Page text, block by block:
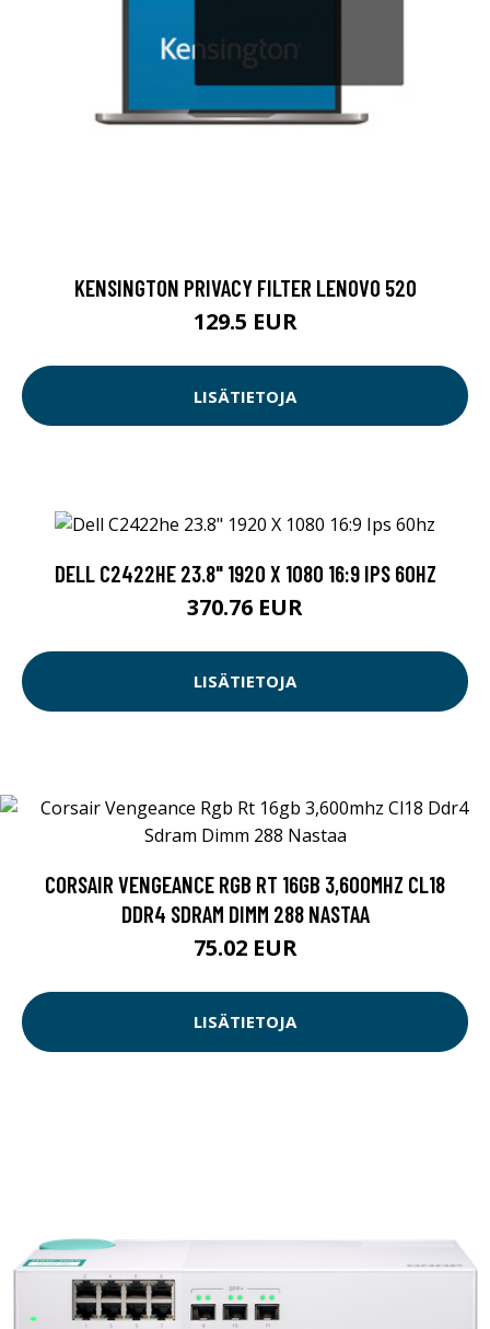
KENSINGTON PRIVACY FILTER LENOVO 520
129.5 EUR
LISÄTIETOJA
DELL C2422HE 23.8" 1920 X 1080 16:9 IPS 60HZ
370.76 EUR
LISÄTIETOJA
CORSAIR VENGEANCE RGB RT 16GB 3,600MHZ CL18
DDR4 SDRAM DIMM 288 NASTAA
75.02 EUR
LISÄTIETOJA